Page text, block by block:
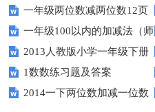
一年级两位数减两位数12页
一年级100以内的加减法（师
版）2013人教版小学一年级下册
第三单元整理与复习（一）练习
题
1数数练习题及答案
2014一下两位数加减一位数